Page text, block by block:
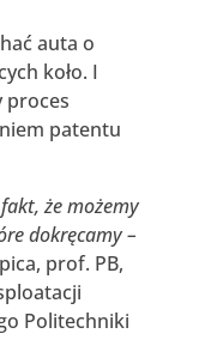
auta o
koło. I
proces
patentu
że możemy
dokręcamy –
prof. PB,
Politechniki